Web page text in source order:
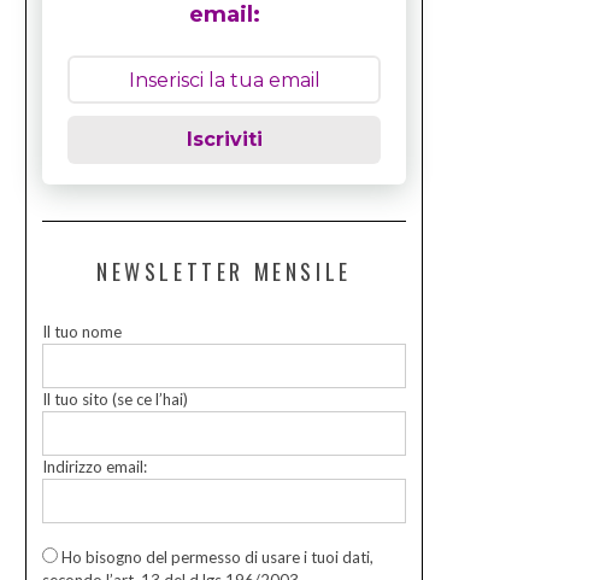
email:
Iscriviti
NEWSLETTER MENSILE
Il tuo nome
Il tuo sito (se ce l’hai)
Indirizzo email:
Ho bisogno del permesso di usare i tuoi dati,